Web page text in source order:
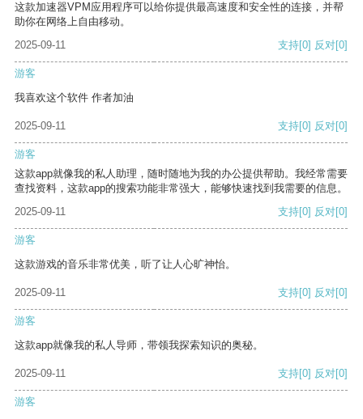
这款加速器VPM应用程序可以给你提供最高速度和安全性的连接，并帮
助你在网络上自由移动。
2025-09-11
支持[0] 反对[0]
游客
我喜欢这个软件 作者加油
2025-09-11 支持[0] 反对[0]
游客
这款app就像我的私人助理，随时随地为我的办公提供帮助。我经常需要
查找资料，这款app的搜索功能非常强大，能够快速找到我需要的信息。
2025-09-11
支持[0] 反对[0]
游客
这款游戏的音乐非常优美，听了让人心旷神怡。
2025-09-11 支持[0] 反对[0]
游客
这款app就像我的私人导师，带领我探索知识的奥秘。
2025-09-11 支持[0] 反对[0]
游客